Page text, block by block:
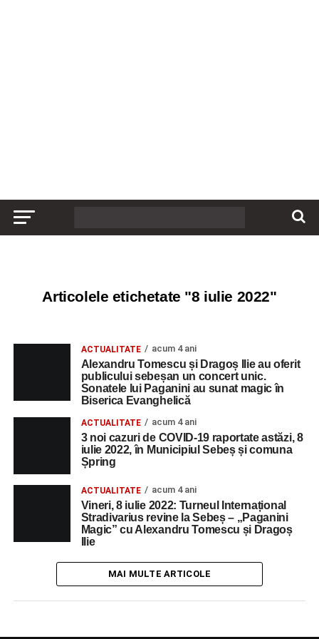
Articolele etichetate "8 iulie 2022"
ACTUALITATE acum 4 ani
Alexandru Tomescu și Dragoș Ilie au oferit
publicului sebeșan un concert unic.
Sonatele lui Paganini au sunat magic în
Biserica Evanghelică
ACTUALITATE acum 4 ani
3 noi cazuri de COVID-19 raportate astăzi, 8
iulie 2022, în Municipiul Sebeș și comuna
Șpring
ACTUALITATE acum 4 ani
Vineri, 8 iulie 2022: Turneul Internațional
Stradivarius revine la Sebeș – „Paganini
Magic” cu Alexandru Tomescu și Dragoș
Ilie
MAI MULTE ARTICOLE